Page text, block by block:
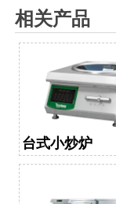
相关产品
台式小炒炉